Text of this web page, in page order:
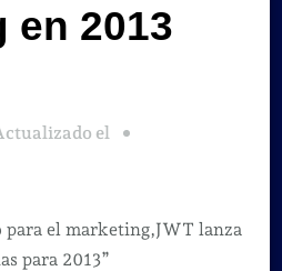
en 2013
el
para el marketing,JWT lanza
para 2013”